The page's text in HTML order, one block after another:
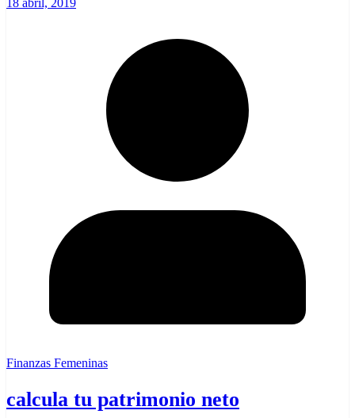
18 abril, 2019
Finanzas Femeninas
calcula tu patrimonio neto